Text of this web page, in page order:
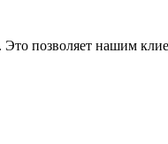
позволяет нашим